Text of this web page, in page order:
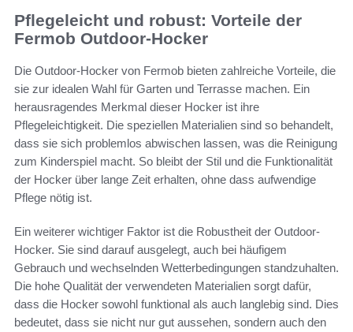
Pflegeleicht und robust: Vorteile der
Fermob Outdoor-Hocker
Die Outdoor-Hocker von Fermob bieten zahlreiche Vorteile, die
sie zur idealen Wahl für Garten und Terrasse machen. Ein
herausragendes Merkmal dieser Hocker ist ihre
Pflegeleichtigkeit. Die speziellen Materialien sind so behandelt,
dass sie sich problemlos abwischen lassen, was die Reinigung
zum Kinderspiel macht. So bleibt der Stil und die Funktionalität
der Hocker über lange Zeit erhalten, ohne dass aufwendige
Pflege nötig ist.
Ein weiterer wichtiger Faktor ist die Robustheit der Outdoor-
Hocker. Sie sind darauf ausgelegt, auch bei häufigem
Gebrauch und wechselnden Wetterbedingungen standzuhalten.
Die hohe Qualität der verwendeten Materialien sorgt dafür,
dass die Hocker sowohl funktional als auch langlebig sind. Dies
bedeutet, dass sie nicht nur gut aussehen, sondern auch den